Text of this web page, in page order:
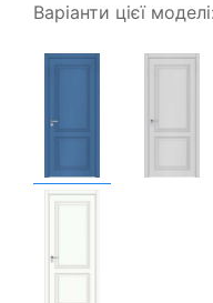
Варіанти цієї моделі: